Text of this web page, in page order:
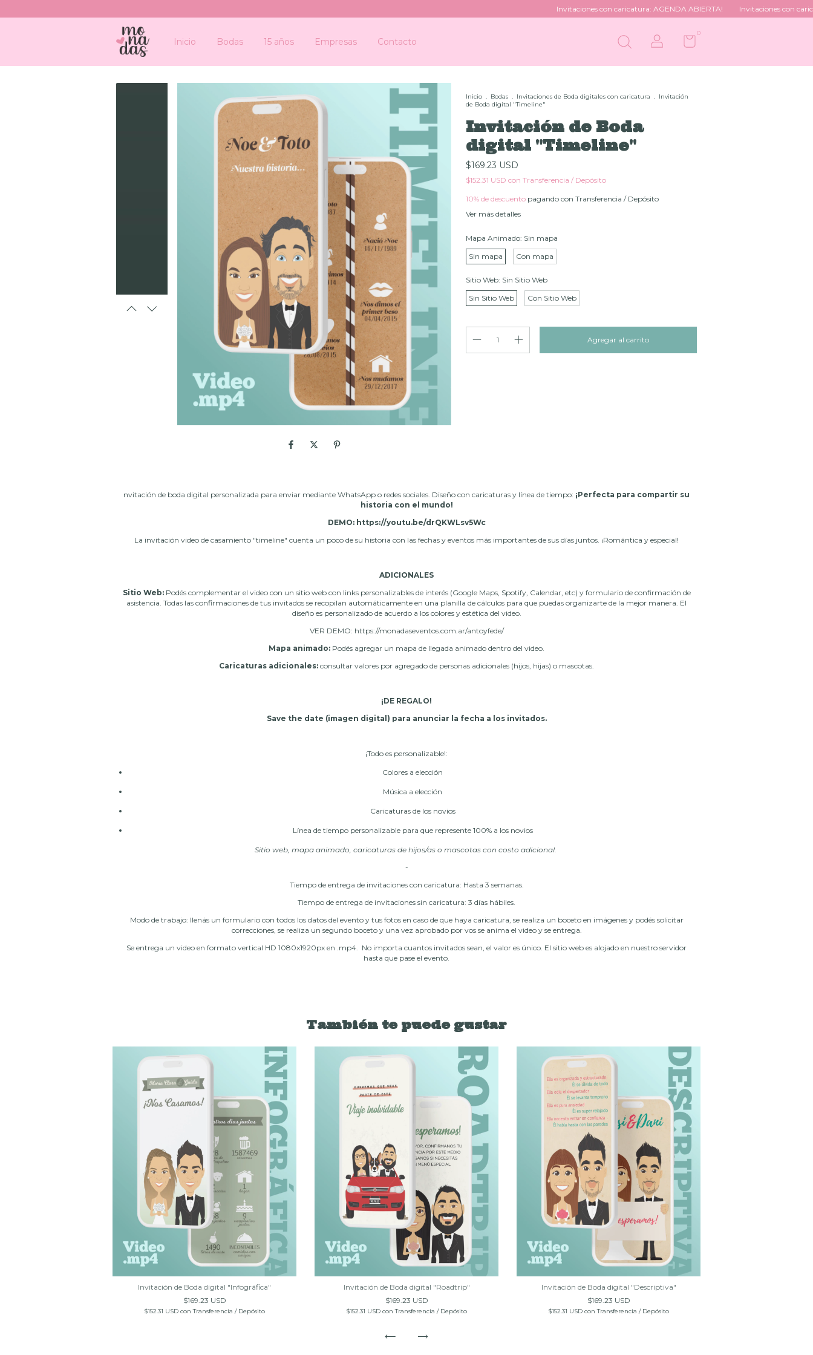
Invitaciones con caricatura: AGENDA ABIERTA! Invitaciones con caricatura:
Inicio Bodas 15 años Empresas Contacto
0
Inicio . Bodas . Invitaciones de Boda digitales con caricatura . Invitación
de Boda digital "Timeline"
Invitación de Boda
digital "Timeline"
$169.23 USD
$152.31 USD con Transferencia / Depósito
10% de descuentopagando con Transferencia / Depósito
Ver más detalles
Mapa Animado: Sin mapa
Sin mapa
Con mapa
Sitio Web: Sin Sitio Web
Sin Sitio Web
Con Sitio Web
nvitación de boda digital personalizada para enviar mediante WhatsApp o redes sociales. Diseño con caricaturas y línea de tiempo: ¡Perfecta para compartir su
historia con el mundo!
DEMO: https://youtu.be/drQKWLsv5Wc
La invitación video de casamiento "timeline" cuenta un poco de su historia con las fechas y eventos más importantes de sus días juntos. ¡Romántica y especial!
ADICIONALES
Sitio Web: Podés complementar el video con un sitio web con links personalizables de interés (Google Maps, Spotify, Calendar, etc) y formulario de confirmación de
asistencia. Todas las confirmaciones de tus invitados se recopilan automáticamente en una planilla de cálculos para que puedas organizarte de la mejor manera. El
diseño es personalizado de acuerdo a los colores y estética del video.
VER DEMO: https://monadaseventos.com.ar/antoyfede/
Mapa animado: Podés agregar un mapa de llegada animado dentro del video.
Caricaturas adicionales: consultar valores por agregado de personas adicionales (hijos, hijas) o mascotas.
¡DE REGALO!
Save the date (imagen digital) para anunciar la fecha a los invitados.
¡Todo es personalizable!:
Colores a elección
Música a elección
Caricaturas de los novios
Línea de tiempo personalizable para que represente 100% a los novios
Sitio web, mapa animado, caricaturas de hijos/as o mascotas con costo adicional.
-
Tiempo de entrega de invitaciones con caricatura: Hasta 3 semanas.
Tiempo de entrega de invitaciones sin caricatura: 3 días hábiles.
Modo de trabajo: llenás un formulario con todos los datos del evento y tus fotos en caso de que haya caricatura, se realiza un boceto en imágenes y podés solicitar
correcciones, se realiza un segundo boceto y una vez aprobado por vos se anima el video y se entrega.
Se entrega un video en formato vertical HD 1080x1920px en .mp4. No importa cuantos invitados sean, el valor es único. El sitio web es alojado en nuestro servidor
hasta que pase el evento.
También te puede gustar
Invitación de Boda digital "Infográfica"
$169.23 USD
$152.31 USD con Transferencia / Depósito
Invitación de Boda digital "Roadtrip"
$169.23 USD
$152.31 USD con Transferencia / Depósito
Invitación de Boda digital "Descriptiva"
$169.23 USD
$152.31 USD con Transferencia / Depósito